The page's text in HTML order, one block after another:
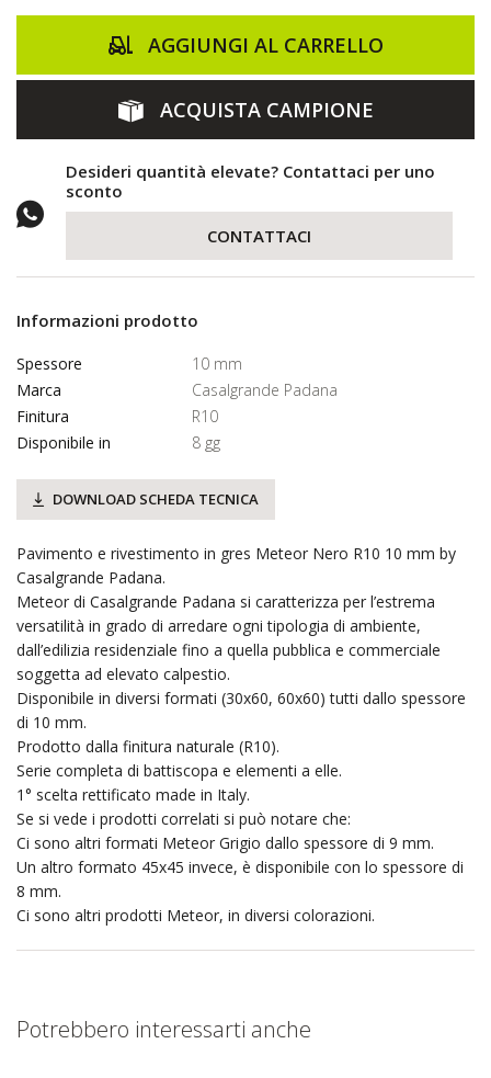
AGGIUNGI AL CARRELLO
ACQUISTA CAMPIONE
Desideri quantità elevate? Contattaci per uno
sconto
CONTATTACI
Informazioni prodotto
Spessore
10 mm
Marca
Casalgrande Padana
Finitura
R10
Disponibile in
8 gg
DOWNLOAD SCHEDA TECNICA
Pavimento e rivestimento in gres Meteor Nero R10 10 mm by
Casalgrande Padana.
Meteor di Casalgrande Padana si caratterizza per l’estrema
versatilità in grado di arredare ogni tipologia di ambiente,
dall’edilizia residenziale fino a quella pubblica e commerciale
soggetta ad elevato calpestio.
Disponibile in diversi formati (30x60, 60x60) tutti dallo spessore
di 10 mm.
Prodotto dalla finitura naturale (R10).
Serie completa di battiscopa e elementi a elle.
1° scelta rettificato made in Italy.
Se si vede i prodotti correlati si può notare che:
Ci sono altri formati Meteor Grigio dallo spessore di 9 mm.
Un altro formato 45x45 invece, è disponibile con lo spessore di
8 mm.
Ci sono altri prodotti Meteor, in diversi colorazioni.
Potrebbero interessarti anche